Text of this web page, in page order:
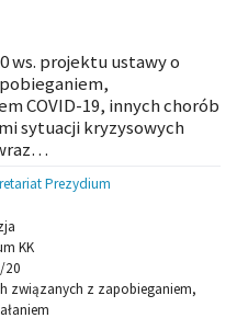
ws. projektu ustawy o
COVID-19, innych chorób
sytuacji kryzysowych
Prezydium
KK
20
związanych z zapobieganiem,